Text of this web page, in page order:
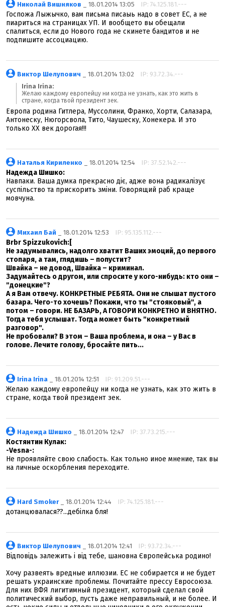
Николай Вишняков _ 18.01.2014 13:05 IP: 74.125.181.---
Госпожа Лыжычко, вам письма писаыь надо в совет ЕС, а не
пиариться на страницах УП. И вообщето вы обещали
спалиться, если до Нового года не скинете бандитов и не
подпишите ассоциацию.
Виктор Шелупович _ 18.01.2014 13:02 IP: 93.72.34.---
Irina Irina:
Желаю каждому европейцу ни когда не узнать, как это жить в
стране, когда твой президент зек.
Европа родина Гитлера, Муссолини, Франко, Хорти, Салазара,
Антонеску, Нюгорсвола, Тито, Чаушеску, Хонекера. И это
только ХХ век дорогая!!!
Наталья Кириленко _ 18.01.2014 12:54 IP: 37.52.142.---
Надежда Шишко:
Навпаки. Ваша думка прекрасно діє, адже вона радикалізує
суспільство та прискорить зміни. Говорящий раб краще
мовчуна.
Михаил Бай _ 18.01.2014 12:53 IP: 95.135.112.---
Brbr Spizzukovich:[
Не задумывались, надолго хватит Ваших эмоций, до первого
стопаря, а там, глядишь – попустит?
Швайка – не довод, Швайка – криминал.
Задумайтесь о другом, или спросите у кого-нибудь: кто они –
"донецкие"?
А я Вам отвечу. КОНКРЕТНЫЕ РЕБЯТА. Они не слышат пустого
базара. Чего-то хочешь? Покажи, что ты "стояковый", а
потом – говори. НЕ БАЗАРЬ, А ГОВОРИ КОНКРЕТНО И ВНЯТНО.
Тогда тебя услышат. Тогда может быть "конкретный
разговор".
Не пробовали? В этом – Ваша проблема, и она – у Вас в
голове. Лечите голову, бросайте пить...
Irina Irina _ 18.01.2014 12:51 IP: 91.209.51.---
Желаю каждому европейцу ни когда не узнать, как это жить в
стране, когда твой президент зек.
Надежда Шишко _ 18.01.2014 12:47 IP: 37.73.215.---
Костянтин Кулак:
-Vesna-:
Не проявляйте свою слабость. Как тольно иное мнение, так вы
на личные оскорбления переходите.
Hard Smoker_ 18.01.2014 12:44 IP: 74.125.181.---
дотанцювалася??...дебілка бля!
Виктор Шелупович _ 18.01.2014 12:41 IP: 93.72.34.---
Відповідь залежить і від тебе, шановна Європейська родино!
Хочу развеять вредные иллюзии. ЕС не собирается и не будет
решать украинские проблемы. Почитайте прессу Евросоюза.
Для них ВФЯ лигитимный президент, который сделал свой
политический выбор, пусть даже неправильный, и не более. И